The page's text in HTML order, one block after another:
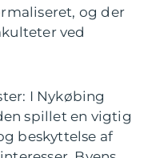
og der
ved
I Nykøbing
spillet en vigtig
beskyttelse af